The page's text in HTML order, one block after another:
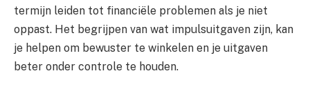
termijn leiden tot financiële problemen als je niet
oppast. Het begrijpen van wat impulsuitgaven zijn, kan
je helpen om bewuster te winkelen en je uitgaven
beter onder controle te houden.